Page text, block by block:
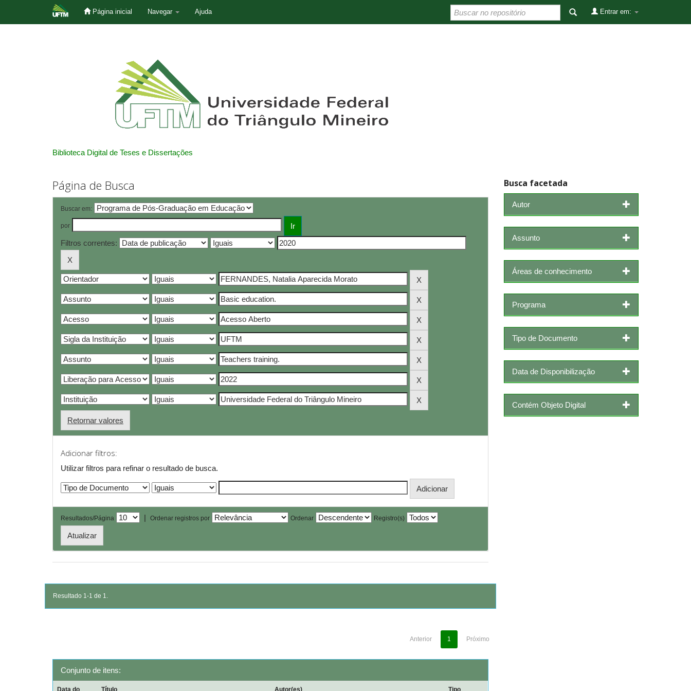
Página inicial Navegar Ajuda Entrar em:
Biblioteca Digital de Teses e Dissertações
Página de Busca
Buscar em:
por
Filtros correntes:
Retornar valores
Adicionar filtros:
Utilizar filtros para refinar o resultado de busca.
Resultados/Página | Ordenar registros por Ordenar Registro(s)
Resultado 1-1 de 1.
Anterior 1 Próximo
Conjunto de itens:
Data do Título Autor(es) Tipo
Busca facetada
Autor
Assunto
Áreas de conhecimento
Programa
Tipo de Documento
Data de Disponibilização
Contém Objeto Digital